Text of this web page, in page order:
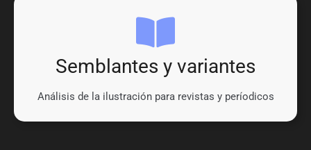
Semblantes y variantes
Análisis de la ilustración para revistas y períodicos